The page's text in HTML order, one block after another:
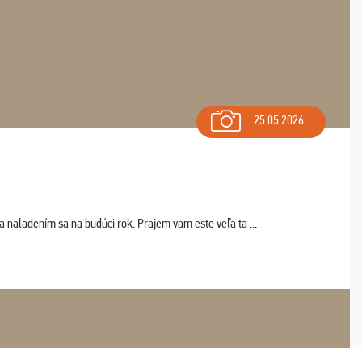
25.05.2026
sa na budúci rok. Prajem vam este veľa ta ...